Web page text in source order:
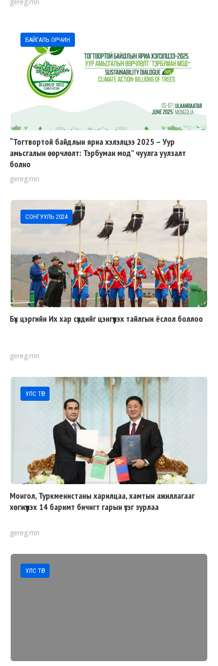
БАЙГАЛЬ ОРЧИН
“Тогтвортой байдлын яриа хэлэлцээ 2025 – Уур
амьсгалын өөрчлөлт: Тэрбуман мод” чуулга уулзалт
болно
gereg.mn
СОНГУУЛЬ 2024
Бүх цэргийн Их хар сүлдийг цэнгүүлэх тайлгын ёслол боллоо
gereg.mn
УЛС ТӨР
Монгол, Туркменистаны харилцаа, хамтын ажиллагааг
хөгжүүлэх 14 баримт бичигт гарын үсэг зурлаа
gereg.mn
УЛС ТӨР